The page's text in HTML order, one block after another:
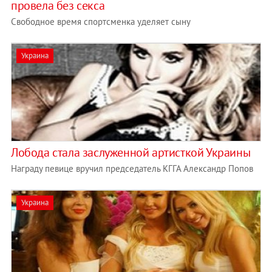
провела без секса
Свободное время спортсменка уделяет сыну
Украина
Лобода стала заслуженной артисткой Украины
Награду певице вручил председатель КГГА Александр Попов
Украина